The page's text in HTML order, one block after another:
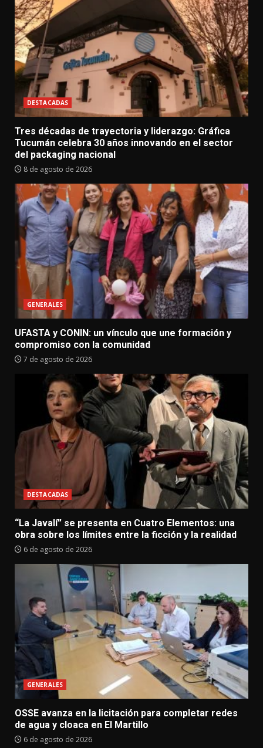
DESTACADAS
Tres décadas de trayectoria y liderazgo: Gráfica
Tucumán celebra 30 años innovando en el sector
del packaging nacional
8 de agosto de 2026
GENERALES
UFASTA y CONIN: un vínculo que une formación y
compromiso con la comunidad
7 de agosto de 2026
DESTACADAS
“La Javalí” se presenta en Cuatro Elementos: una
obra sobre los límites entre la ficción y la realidad
6 de agosto de 2026
GENERALES
OSSE avanza en la licitación para completar redes
de agua y cloaca en El Martillo
6 de agosto de 2026